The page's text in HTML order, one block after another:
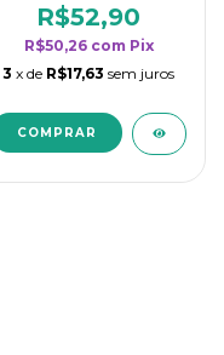
rendimento da
categoria - Lavanda
R$52,90
R$50,26 com Pix
3 x de R$17,63 sem juros